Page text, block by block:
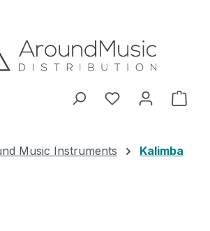
Music Instruments Kalimba